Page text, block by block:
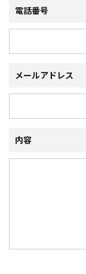
電話番号
メールアドレス
内容